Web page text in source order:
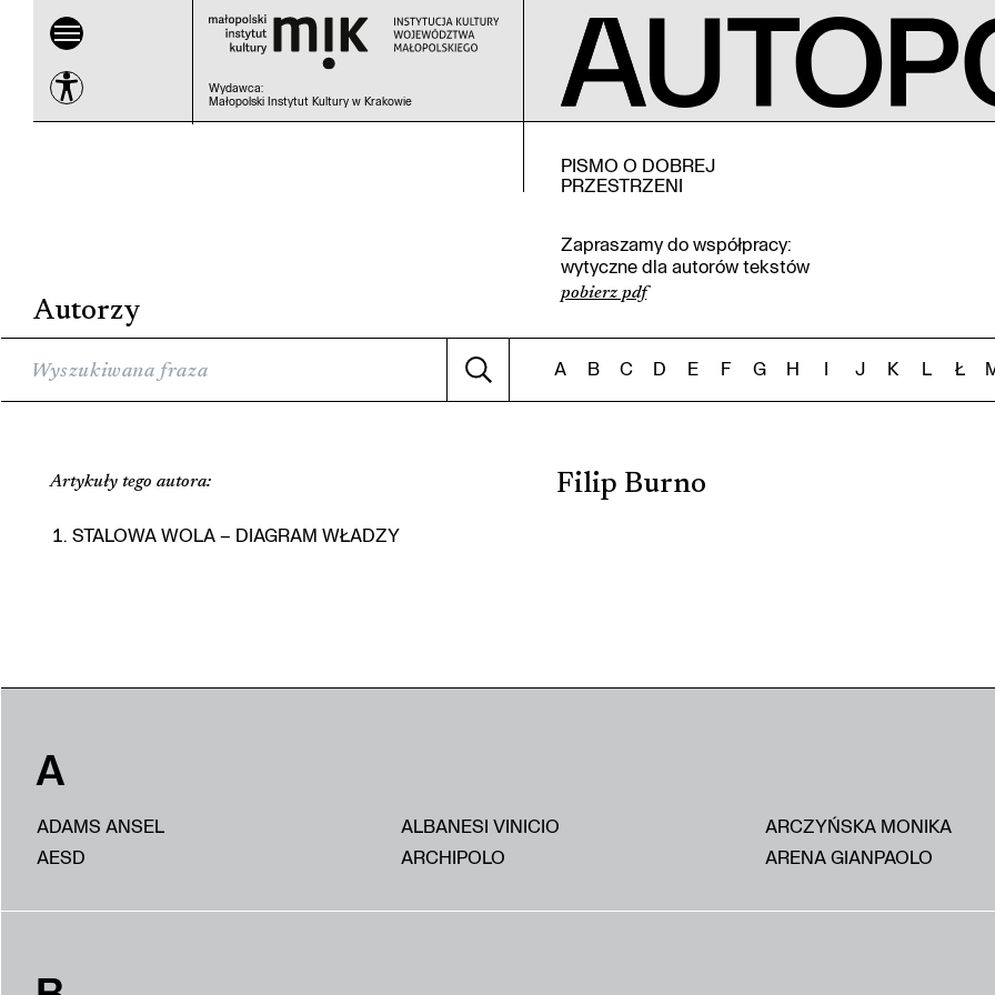
PISMO O DOBREJ
PRZESTRZENI
Wydawca:
Małopolski Instytut Kultury w Krakowie
Zapraszamy do współpracy:
wytyczne dla autorów tekstów
pobierz pdf
Autorzy
A B C D E F G H I J K L Ł
Filip Burno
Artykuły tego autora:
STALOWA WOLA – DIAGRAM WŁADZY
A
ADAMS ANSEL
AESD
ALBANESI VINICIO
ARCHIPOLO
ARCZYŃSKA MONIKA
ARENA GIANPAOLO